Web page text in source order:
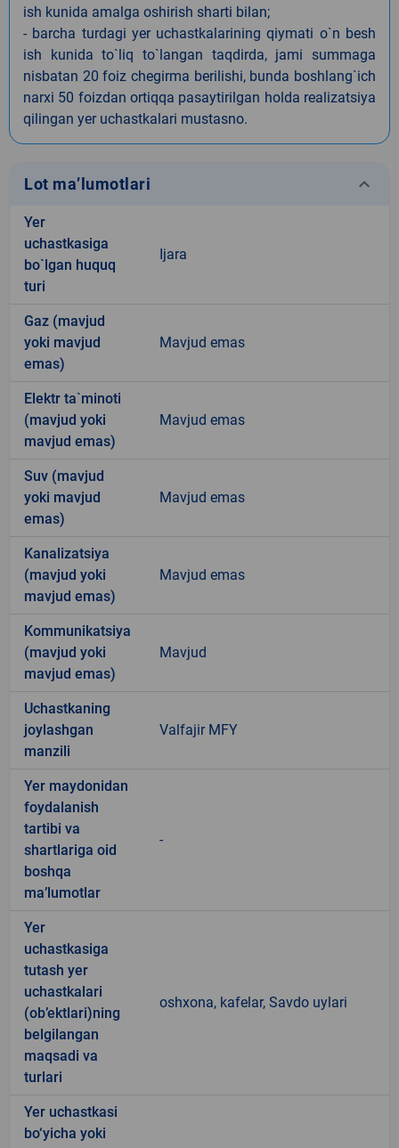
ish kunida amalga oshirish sharti bilan;
- barcha turdagi yer uchastkalarining qiymati o`n besh
ish kunida to`liq to`langan taqdirda, jami summaga
nisbatan 20 foiz chegirma berilishi, bunda boshlang`ich
narxi 50 foizdan ortiqqa pasaytirilgan holda realizatsiya
qilingan yer uchastkalari mustasno.
Lot ma’lumotlari keyboard_arrow_down
Yer
uchastkasiga
bo`lgan huquq
turi
Ijara
Gaz (mavjud
yoki mavjud
emas)
Mavjud emas
Elektr ta`minoti
(mavjud yoki
mavjud emas)
Mavjud emas
Suv (mavjud
yoki mavjud
emas)
Mavjud emas
Kanalizatsiya
(mavjud yoki
mavjud emas)
Mavjud emas
Kommunikatsiya
(mavjud yoki
mavjud emas)
Mavjud
Uchastkaning
joylashgan
manzili
Valfajir MFY
Yer maydonidan
foydalanish
tartibi va
shartlariga oid
boshqa
ma’lumotlar
-
Yer
uchastkasiga
tutash yer
uchastkalari
(ob’ektlari)ning
belgilangan
maqsadi va
turlari
oshxona, kafelar, Savdo uylari
Yer uchastkasi
bo‘yicha yoki